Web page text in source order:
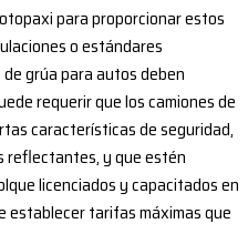
para proporcionar estos
o estándares
grúa para autos deben
requerir que los camiones de
características de seguridad,
reflectantes, y que estén
licenciados y capacitados en
establecer tarifas máximas que